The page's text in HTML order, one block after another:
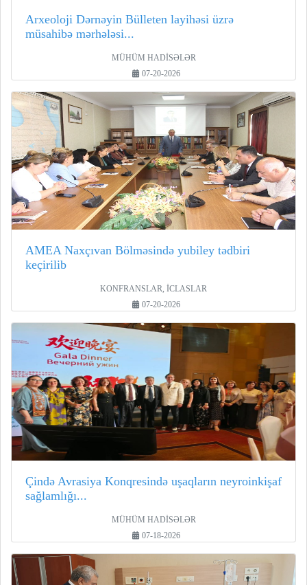
Arxeoloji Dərnəyin Bülleten layihəsi üzrə
müsahibə mərhələsi...
MÜHÜM HADİSƏLƏR
07-20-2026
AMEA Naxçıvan Bölməsində yubiley tədbiri
keçirilib
KONFRANSLAR, İCLASLAR
07-20-2026
Çində Avrasiya Konqresində uşaqların neyroinkişaf
sağlamlığı...
MÜHÜM HADİSƏLƏR
07-18-2026